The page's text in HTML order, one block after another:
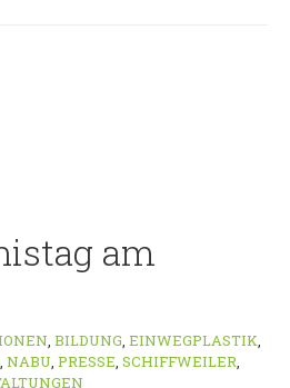
am
, BILDUNG, EINWEGPLASTIK,
, NABU, PRESSE, SCHIFFWEILER,